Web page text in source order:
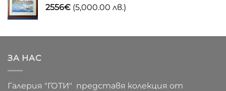
2556€ (5,000.00 лв.)
ЗА НАС
Галерия "ГОТИ" представя колекция от